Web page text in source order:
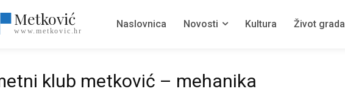
Metković
www.metkovic.hr
Naslovnica Novosti Kultura Život grada
klub metković – mehanika